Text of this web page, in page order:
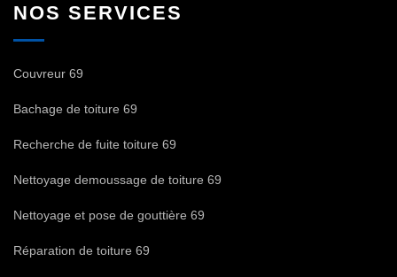
NOS SERVICES
Couvreur 69
Bachage de toiture 69
Recherche de fuite toiture 69
Nettoyage demoussage de toiture 69
Nettoyage et pose de gouttière 69
Réparation de toiture 69